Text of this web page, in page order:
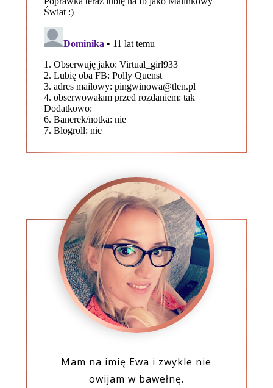
Mam na imię Ewa i zwykle nie
owijam w bawełnę.